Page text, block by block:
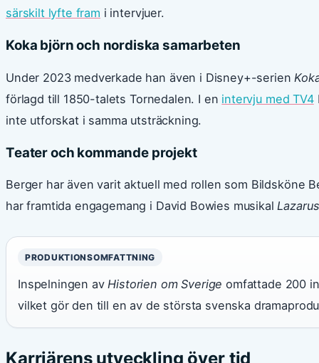
särskilt lyfte fram i intervjuer.
Koka björn och nordiska samarbeten
Under 2023 medverkade han även i Disney+-serien
förlagd till 1850-talets Tornedalen. I en intervju med TV4
inte utforskat i samma utsträckning.
Teater och kommande projekt
Berger har även varit aktuell med rollen som Bildsköne
har framtida engagemang i David Bowies musikalLazarus
PRODUKTIONSOMFATTNING
Inspelningen avHistorien om Sverige omfattade 200
vilket gör den till en av de största svenska
Karriärens utveckling över tid